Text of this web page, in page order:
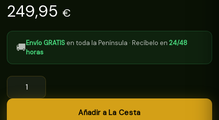
249,95 €
🚚Envío GRATIS en toda la Península · Recíbelo en 24/48
horas
Lote
Navideño
Gourmet:
Añadir a La Cesta